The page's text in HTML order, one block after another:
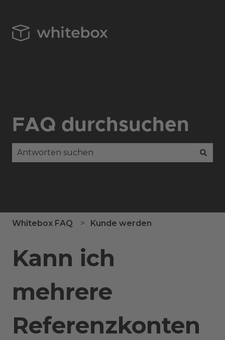
FAQ durchsuchen
Whitebox FAQ Kunde werden
Kann ich
mehrere
Referenzkonten